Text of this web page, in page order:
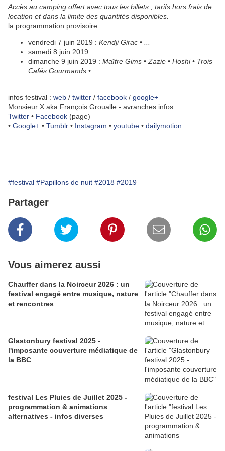
Accès au camping offert avec tous les billets ; tarifs hors frais de
location et dans la limite des quantités disponibles.
la programmation provisoire :
vendredi 7 juin 2019 : Kendji Girac • ...
samedi 8 juin 2019 : ...
dimanche 9 juin 2019 : Maître Gims • Zazie • Hoshi • Trois
Cafés Gourmands • ...
infos festival : web / twitter / facebook / google+
Monsieur X aka François Groualle - avranches infos
Twitter • Facebook (page)
• Google+ • Tumblr • Instagram • youtube • dailymotion
#festival #Papillons de nuit #2018 #2019
Partager
Vous aimerez aussi
Chauffer dans la Noirceur 2026 : un
festival engagé entre musique, nature
et rencontres
Glastonbury festival 2025 -
l'imposante couverture médiatique de
la BBC
festival Les Pluies de Juillet 2025 -
programmation & animations
alternatives - infos diverses